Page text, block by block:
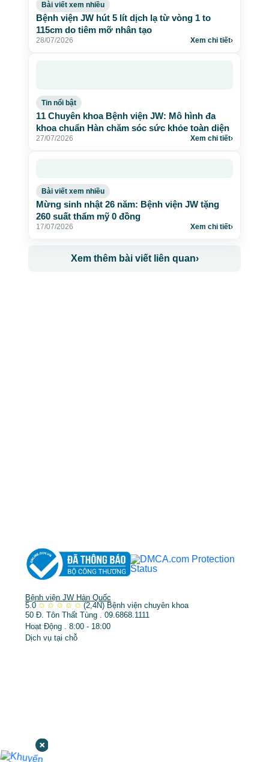
Bài viết xem nhiều
Bệnh viện JW hút 5 lít dịch lạ từ vòng 1 to
115cm do tiêm mỡ nhân tạo
28/07/2026 Xem chi tiết›
Tin nổi bật
11 Chuyên khoa Bệnh viện JW: Mô hình đa
khoa chuẩn Hàn chăm sóc sức khỏe toàn diện
27/07/2026 Xem chi tiết›
Bài viết xem nhiều
Mừng sinh nhật 26 năm: Bệnh viện JW tặng
260 suất thẩm mỹ 0 đồng
17/07/2026 Xem chi tiết›
Xem thêm bài viết liên quan›
Bệnh viện JW Hàn Quốc
5.0 ✩ ✩ ✩ ✩ ✩ (2,4N) Bệnh viện chuyên khoa
50 Đ. Tôn Thất Tùng . 09.6868.1111
Hoạt Động . 8:00 - 18:00
Dịch vụ tại chỗ